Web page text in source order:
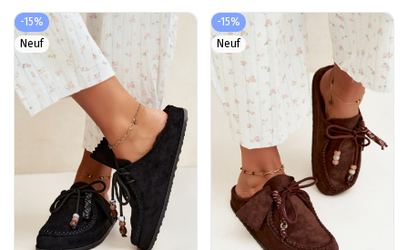
Durela
-15%
Neuf
-15%
Neuf